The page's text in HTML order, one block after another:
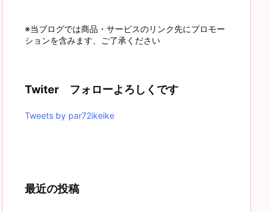
※当ブログでは商品・サービスのリンク先にプロモー
ションを含みます、ご了承ください
Twiter フォローよろしくです
Tweets by par72ikeike
最近の投稿